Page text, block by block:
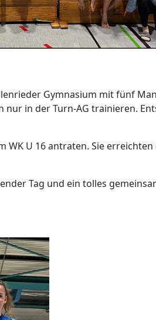
Gymnasium mit fünf
in der Turn-AG trainieren.
U 16 antraten. Sie
Tag und ein tolles